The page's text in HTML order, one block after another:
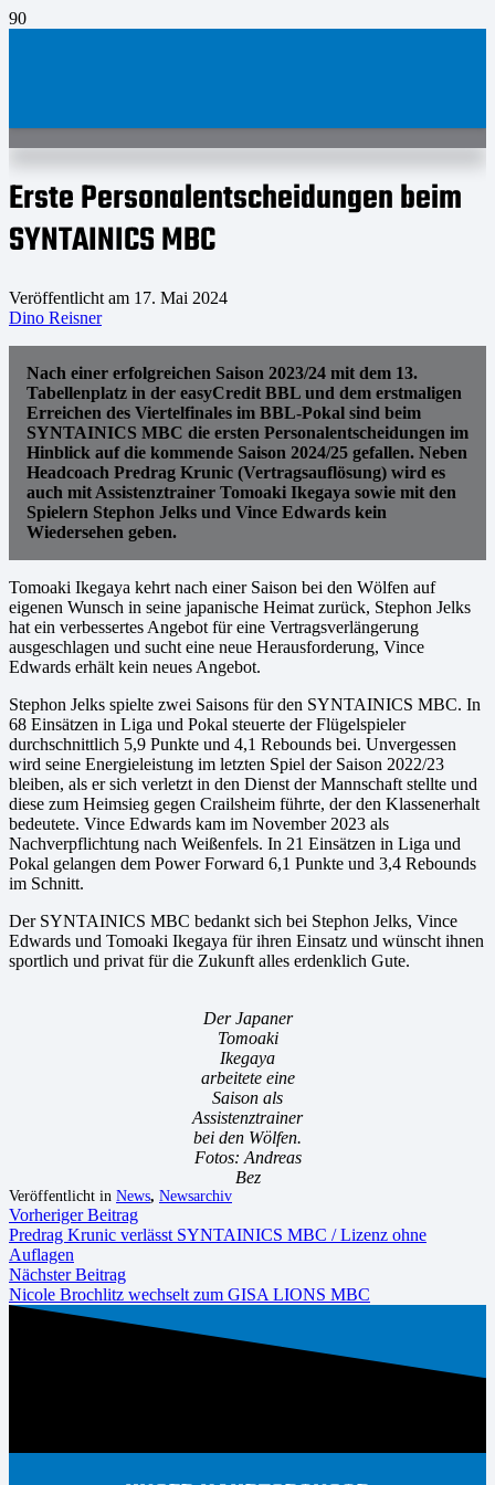
Erste Personalentscheidungen beim
SYNTAINICS MBC
Veröffentlicht am 17. Mai 2024
Dino Reisner
Nach einer erfolgreichen Saison 2023/24 mit dem 13.
Tabellenplatz in der easyCredit BBL und dem erstmaligen
Erreichen des Viertelfinales im BBL-Pokal sind beim
SYNTAINICS MBC die ersten Personalentscheidungen im
Hinblick auf die kommende Saison 2024/25 gefallen. Neben
Headcoach Predrag Krunic (Vertragsauflösung) wird es
auch mit Assistenztrainer Tomoaki Ikegaya sowie mit den
Spielern Stephon Jelks und Vince Edwards kein
Wiedersehen geben.
Tomoaki Ikegaya kehrt nach einer Saison bei den Wölfen auf
eigenen Wunsch in seine japanische Heimat zurück, Stephon Jelks
hat ein verbessertes Angebot für eine Vertragsverlängerung
ausgeschlagen und sucht eine neue Herausforderung, Vince
Edwards erhält kein neues Angebot.
Stephon Jelks spielte zwei Saisons für den SYNTAINICS MBC. In
68 Einsätzen in Liga und Pokal steuerte der Flügelspieler
durchschnittlich 5,9 Punkte und 4,1 Rebounds bei. Unvergessen
wird seine Energieleistung im letzten Spiel der Saison 2022/23
bleiben, als er sich verletzt in den Dienst der Mannschaft stellte und
diese zum Heimsieg gegen Crailsheim führte, der den Klassenerhalt
bedeutete. Vince Edwards kam im November 2023 als
Nachverpflichtung nach Weißenfels. In 21 Einsätzen in Liga und
Pokal gelangen dem Power Forward 6,1 Punkte und 3,4 Rebounds
im Schnitt.
Der SYNTAINICS MBC bedankt sich bei Stephon Jelks, Vince
Edwards und Tomoaki Ikegaya für ihren Einsatz und wünscht ihnen
sportlich und privat für die Zukunft alles erdenklich Gute.
Der Japaner
Tomoaki
Ikegaya
arbeitete eine
Saison als
Assistenztrainer
bei den Wölfen.
Fotos: Andreas
Bez
Veröffentlicht in News, Newsarchiv
Vorheriger Beitrag
Predrag Krunic verlässt SYNTAINICS MBC / Lizenz ohne
Auflagen
Nächster Beitrag
Nicole Brochlitz wechselt zum GISA LIONS MBC